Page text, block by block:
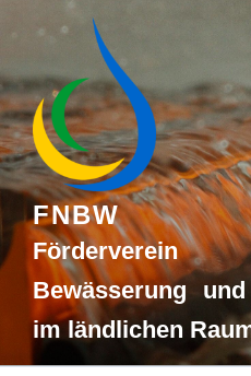
Inhalt
FNBW
Bewässerung
im ländlichen